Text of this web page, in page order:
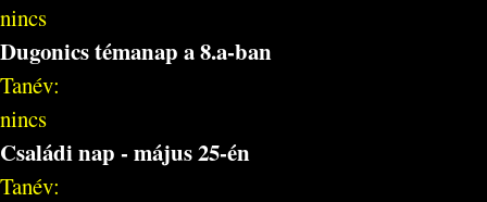
nincs
Dugonics témanap a 8.a-ban
Tanév:
nincs
Családi nap - május 25-én
Tanév: